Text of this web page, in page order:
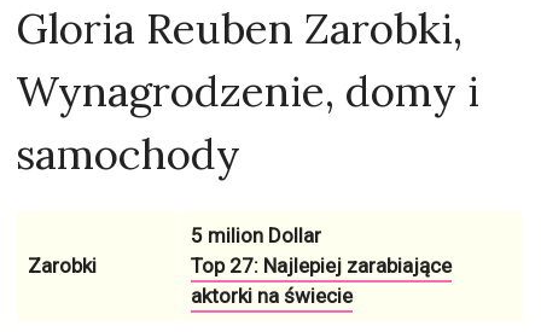
Gloria Reuben Zarobki,
Wynagrodzenie, domy i
samochody
Zarobki
5 milion Dollar
Top 27: Najlepiej zarabiające
aktorki na świecie